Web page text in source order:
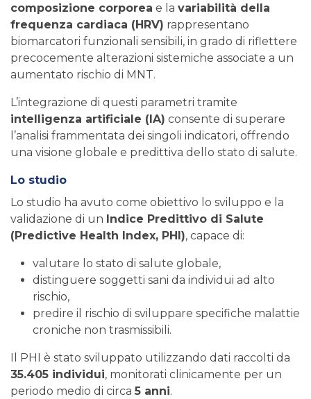
composizione corporea e la variabilità della
frequenza cardiaca (HRV) rappresentano
biomarcatori funzionali sensibili, in grado di riflettere
precocemente alterazioni sistemiche associate a un
aumentato rischio di MNT.
L’integrazione di questi parametri tramite
intelligenza artificiale (IA) consente di superare
l’analisi frammentata dei singoli indicatori, offrendo
una visione globale e predittiva dello stato di salute.
Lo studio
Lo studio ha avuto come obiettivo lo sviluppo e la
validazione di un Indice Predittivo di Salute
(Predictive Health Index, PHI), capace di:
valutare lo stato di salute globale,
distinguere soggetti sani da individui ad alto
rischio,
predire il rischio di sviluppare specifiche malattie
croniche non trasmissibili.
Il PHI è stato sviluppato utilizzando dati raccolti da
35.405 individui, monitorati clinicamente per un
periodo medio di circa 5 anni.